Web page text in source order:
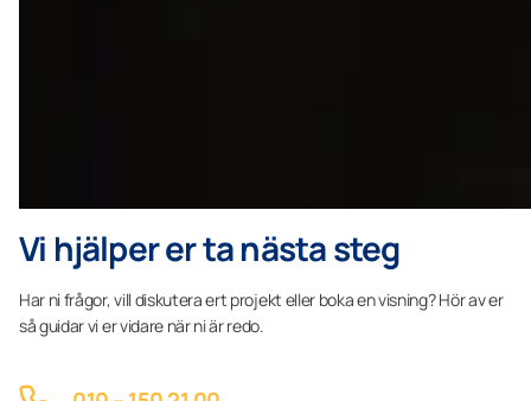
Vi hjälper er ta nästa steg
Har ni frågor, vill diskutera ert projekt eller boka en visning? Hör av er
så guidar vi er vidare när ni är redo.